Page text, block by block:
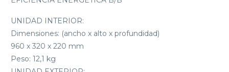
UNIDAD INTERIOR:
Dimensiones: (ancho x alto x profundidad)
960 x 320 x 220 mm
Peso: 12,1 kg